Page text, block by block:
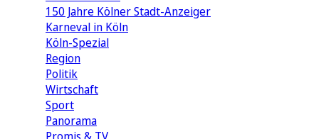
150 Jahre Kölner Stadt-Anzeiger
Karneval in Köln
Köln-Spezial
Region
Politik
Wirtschaft
Sport
Panorama